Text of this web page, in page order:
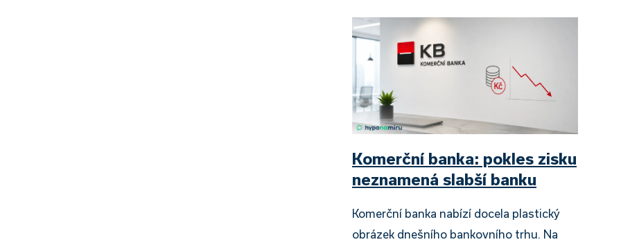
Komerční banka: pokles zisku
neznamená slabší banku
Komerční banka nabízí docela plastický
obrázek dnešního bankovního trhu. Na